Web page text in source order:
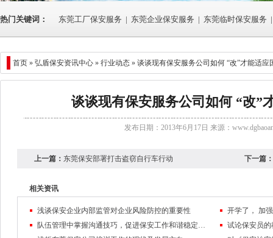
热门关键词： 东莞工厂保安服务 | 东莞企业保安服务 | 东莞临时保安服务 |
首页 » 弘盾保安资讯中心 » 行业动态 » 谈谈现有保安服务公司如何 “改”才能适应
谈谈现有保安服务公司如何 “改”
发布日期：2013年6月17日 来源：
上一篇： 东莞保安部署打击盗窃自行车行动 下一篇：
相关资讯
浅谈保安企业内部监管对企业风险防控的重要性
队伍管理中掌握沟通技巧，促进保安工作和谐稳定发展
试论保安员